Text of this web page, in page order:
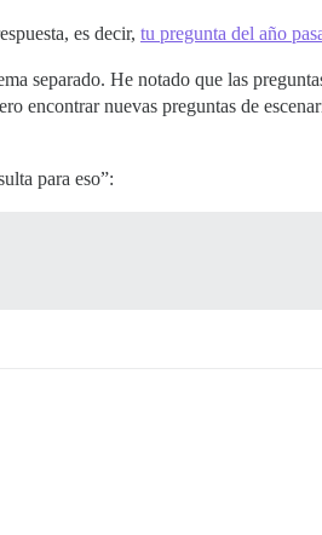
es decir, tu pregunta del año
separado. He notado que las
encontrar nuevas preguntas de
para eso”: